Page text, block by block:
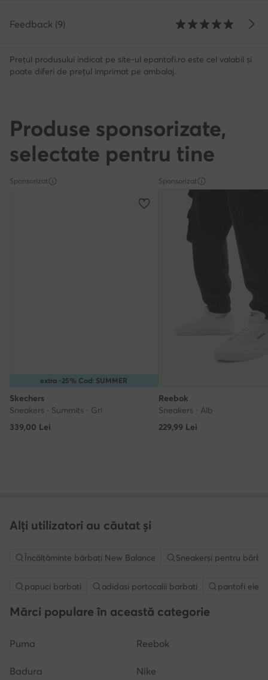
Feedback (9)
Prețul produsului indicat pe site-ul epantofi.ro este cel valabil și
poate diferi de prețul imprimat pe ambalaj.
Produse sponsorizate,
selectate pentru tine
Sponsorizat
extra -25% Cod: SUMMER
Skechers
Sneakers · Summits · Gri
339,00 Lei
Sponsorizat
Reebok
Sneakers · Alb
229,99 Lei
Alți utilizatori au căutat și
Încălțăminte bărbați New Balance Sneakerși pentru
papuci barbati adidasi portocalii barbati pantofi
Mărci populare în această categorie
Puma Reebok
Badura Nike